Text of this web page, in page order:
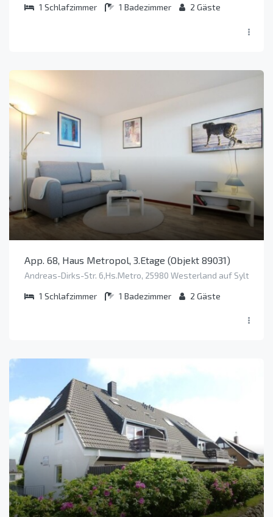
1 Schlafzimmer 1 Badezimmer 2 Gäste
App. 68, Haus Metropol, 3.Etage (Objekt 89031)
Andreas-Dirks-Str. 6,Hs.Metro, 25980 Westerland auf Sylt
1 Schlafzimmer 1 Badezimmer 2 Gäste